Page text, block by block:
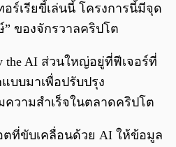
ร์เรียขี้เล่นนี้ โครงการนี้มีจุด
ของจักรวาลคริปโต
the AI ส่วนใหญ่อยู่ที่ฟีเจอร์ที่
บบมาเพื่อปรับปรุง
วามสำเร็จในตลาดคริปโต
ตที่ขับเคลื่อนด้วย AI ให้ข้อมูล